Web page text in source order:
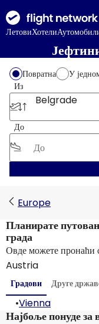
ЛетовиХотели
Повратна У
Из
Belgrade
До
Europe
Планирате
града
Овде можете пронаћи
Austria
Градови Друге
•Vienna
Најбоље понуде за